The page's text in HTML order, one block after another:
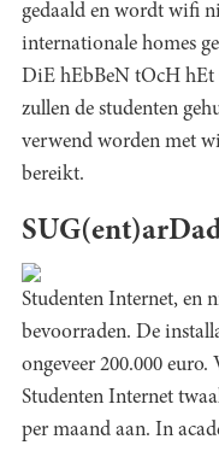
gedaald en wordt wifi
internationale homes
DiE hEbBeN tOcH hEt
zullen de studenten
verwend worden met
bereikt.
Studenten Internet, en
bevoorraden. De
ongeveer 200.000
Studenten Internet
per maand aan. In